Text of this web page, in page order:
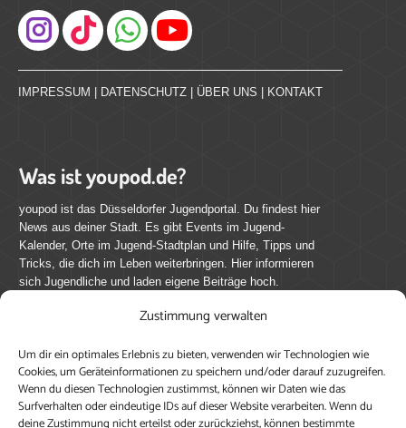
Zustimmung verwalten
Um dir ein optimales Erlebnis zu bieten, verwenden wir Technologien wie
Cookies, um Geräteinformationen zu speichern und/oder darauf zuzugreifen.
Wenn du diesen Technologien zustimmst, können wir Daten wie das
Surfverhalten oder eindeutige IDs auf dieser Website verarbeiten. Wenn du
deine Zustimmung nicht erteilst oder zurückziehst, können bestimmte
Instagram
IMPRESSUM | DATENSCHUTZ | ÜBER UNS | KONTAKT
Was ist youpod.de?
youpod ist das Düsseldorfer Jugendportal. Du findest hier
News aus deiner Stadt. Es gibt Events im Jugend-
Kalender, Orte im Jugend-Stadtplan und Hilfe, Tipps und
Tricks, die dich im Leben weiterbringen. Hier informieren
sich Jugendliche und laden eigene Beiträge hoch.
youpod.de lebt von Menschen wie dir. Sammel
journalistische Erfahrung, teile deine Perspektive und
veröffentliche deine Beiträge auf youpod.de.Du musst
dich anmelden, um alle Funktionen nutzen zu können, ein